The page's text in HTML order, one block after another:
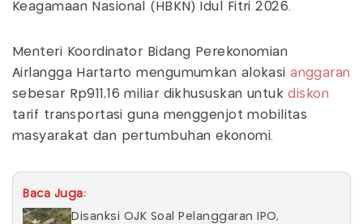
Keagamaan Nasional (HBKN) Idul Fitri 2026.
Menteri Koordinator Bidang Perekonomian
Airlangga Hartarto mengumumkan alokasianggaran
sebesar Rp911,16 miliar dikhususkan untukdiskon
tarif transportasi guna menggenjot mobilitas
masyarakat dan pertumbuhan ekonomi.
Baca Juga:
Disanksi OJK Soal Pelanggaran IPO,